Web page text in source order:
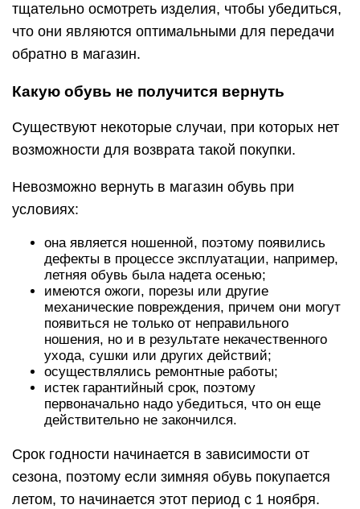
тщательно осмотреть изделия, чтобы убедиться,
что они являются оптимальными для передачи
обратно в магазин.
Какую обувь не получится вернуть
Существуют некоторые случаи, при которых нет
возможности для возврата такой покупки.
Невозможно вернуть в магазин обувь при
условиях:
она является ношенной, поэтому появились
дефекты в процессе эксплуатации, например,
летняя обувь была надета осенью;
имеются ожоги, порезы или другие
механические повреждения, причем они могут
появиться не только от неправильного
ношения, но и в результате некачественного
ухода, сушки или других действий;
осуществлялись ремонтные работы;
истек гарантийный срок, поэтому
первоначально надо убедиться, что он еще
действительно не закончился.
Срок годности начинается в зависимости от
сезона, поэтому если зимняя обувь покупается
летом, то начинается этот период с 1 ноября.